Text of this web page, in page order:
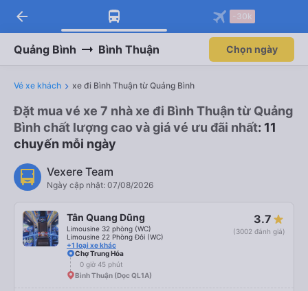
arrow_back -30k
Quảng Bình Bình Thuận Chọn ngày
Vé xe khách xe đi Bình Thuận từ Quảng Bình
Đặt mua vé xe 7 nhà xe đi Bình Thuận từ Quảng
Bình chất lượng cao và giá vé ưu đãi nhất: 11
chuyến mỗi ngày
Vexere Team
Ngày cập nhật: 07/08/2026
Tân Quang Dũng
Limousine 32 phòng (WC)
Limousine 22 Phòng Đôi (WC)
+1 loại xe khác
3.7
(3002 đánh giá)
Chợ Trung Hóa
0 giờ 45 phút
Bình Thuận (Dọc QL1A)